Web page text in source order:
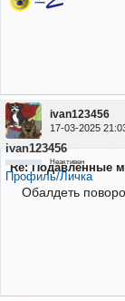
ivan123456
17-03-2025
ivan123456
Неактивен
Профиль/Личка
Re: Подавленные
Обалдеть